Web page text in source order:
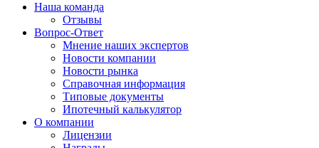
Наша команда
Отзывы
Вопрос-Ответ
Мнение наших экспертов
Новости компании
Новости рынка
Справочная информация
Типовые документы
Ипотечный калькулятор
О компании
Лицензии